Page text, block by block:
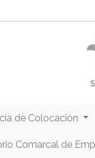
de Colocación
Comarcal de